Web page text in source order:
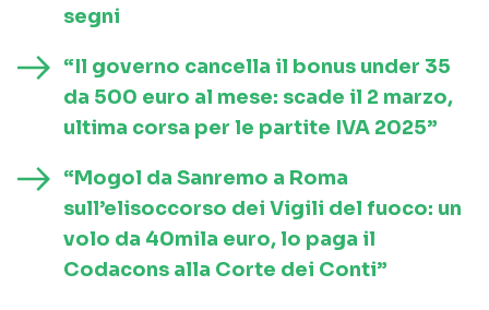
segni
“Il governo cancella il bonus under 35
da 500 euro al mese: scade il 2 marzo,
ultima corsa per le partite IVA 2025”
“Mogol da Sanremo a Roma
sull’elisoccorso dei Vigili del fuoco: un
volo da 40mila euro, lo paga il
Codacons alla Corte dei Conti”